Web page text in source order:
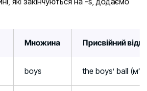
Множина Присвійний
boys the boys’ ball